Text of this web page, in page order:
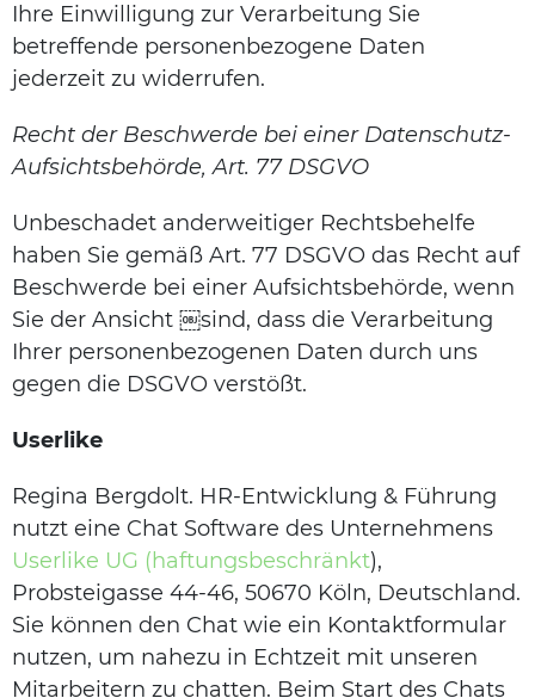
Ihre Einwilligung zur Verarbeitung Sie
betreffende personenbezogene Daten
jederzeit zu widerrufen.
Recht der Beschwerde bei einer Datenschutz-
Aufsichtsbehörde, Art. 77 DSGVO
Unbeschadet anderweitiger Rechtsbehelfe
haben Sie gemäß Art. 77 DSGVO das Recht auf
Beschwerde bei einer Aufsichtsbehörde, wenn
Sie der Ansicht ￼sind, dass die Verarbeitung
Ihrer personenbezogenen Daten durch uns
gegen die DSGVO verstößt.
Userlike
Regina Bergdolt. HR-Entwicklung & Führung
nutzt eine Chat Software des Unternehmens
Userlike UG (haftungsbeschränkt),
Probsteigasse 44-46, 50670 Köln, Deutschland.
Sie können den Chat wie ein Kontaktformular
nutzen, um nahezu in Echtzeit mit unseren
Mitarbeitern zu chatten. Beim Start des Chats